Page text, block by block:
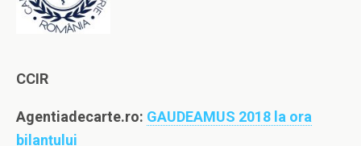
CCIR
Agentiadecarte.ro: GAUDEAMUS 2018 la ora
bilanțului